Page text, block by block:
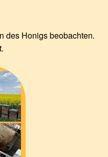
des Honigs beobachten.